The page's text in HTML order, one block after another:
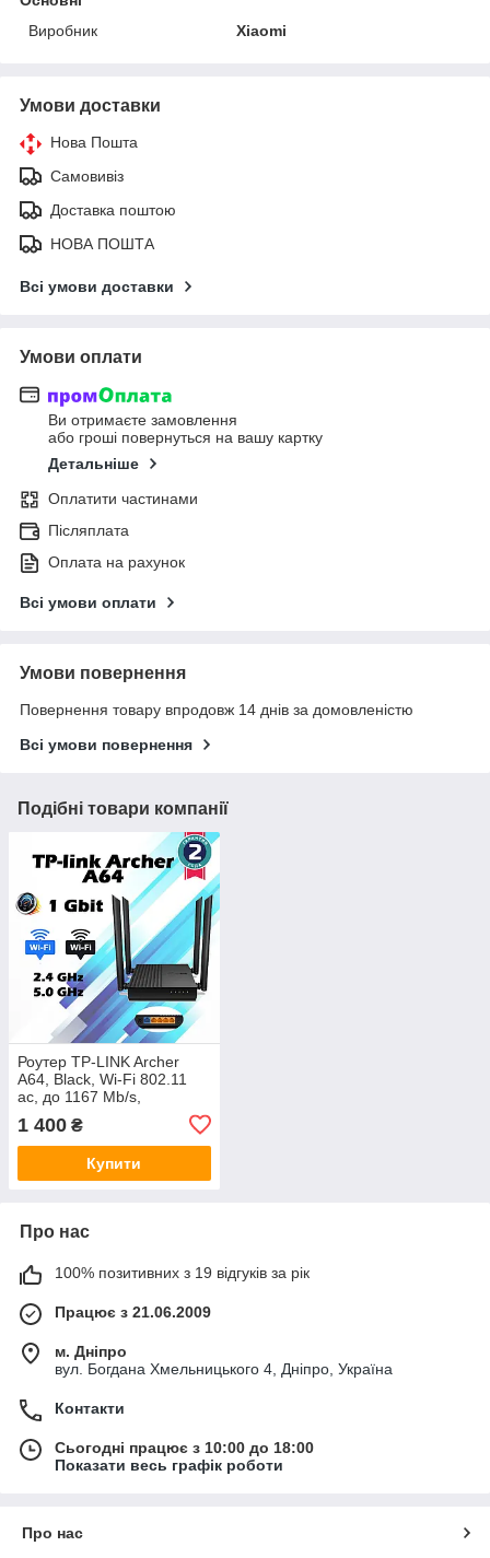
Виробник
Xiaomi
Умови доставки
Нова Пошта
Самовивіз
Доставка поштою
НОВА ПОШТА
Всі умови доставки
Умови оплати
Ви отримаєте замовлення
або гроші повернуться на вашу картку
Детальніше
Оплатити частинами
Післяплата
Оплата на рахунок
Всі умови оплати
Умови повернення
Повернення товару впродовж 14 днів за домовленістю
Всі умови повернення
Подібні товари компанії
Роутер TP-LINK Archer
A64, Black, Wi-Fi 802.11
ac, до 1167 Mb/s,
10/100/1000 Mb/s, RJ45
10/100/1000Mb/s, 4
1 400 ₴
Купити
Про нас
100% позитивних з 19 відгуків за рік
Працює з 21.06.2009
м. Дніпро
вул. Богдана Хмельницького 4, Дніпро, Україна
Контакти
Сьогодні працює з 10:00 до 18:00
Показати весь графік роботи
Про нас